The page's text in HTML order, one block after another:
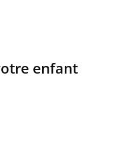
enfant